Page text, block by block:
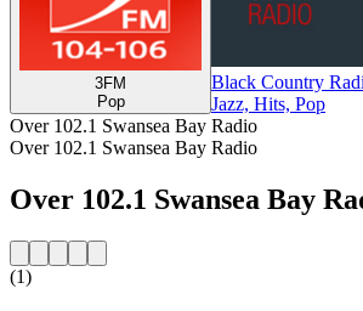
3FM
Pop
Black Country
Jazz, Hits, Pop
Over 102.1 Swansea Bay Radio
Over 102.1 Swansea Bay Radio
Over 102.1 Swansea Bay
(1)